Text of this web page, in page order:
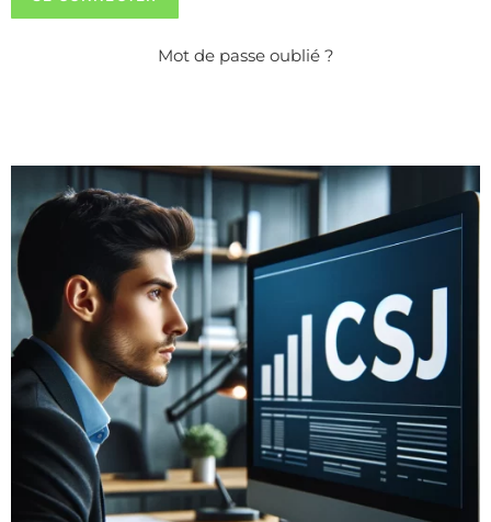
Mot de passe oublié ?